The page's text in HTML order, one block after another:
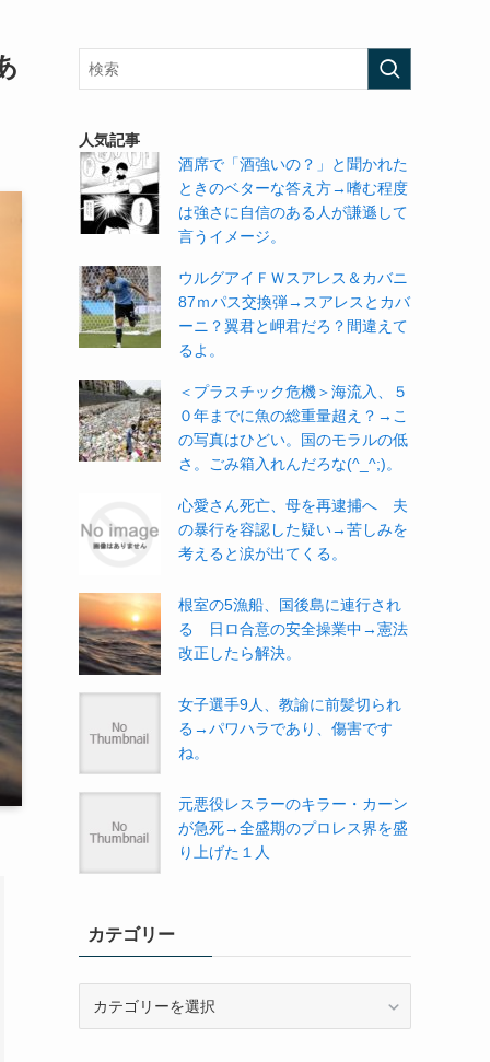
人気記事
酒席で「酒強いの？」と聞かれた
ときのベターな答え方→嗜む程度
は強さに自信のある人が謙遜して
言うイメージ。
ウルグアイＦＷスアレス＆カバニ
87ｍパス交換弾→スアレスとカバ
ーニ？翼君と岬君だろ？間違えて
るよ。
＜プラスチック危機＞海流入、５
０年までに魚の総重量超え？→こ
の写真はひどい。国のモラルの低
さ。ごみ箱入れんだろな(^_^;)。
心愛さん死亡、母を再逮捕へ 夫
の暴行を容認した疑い→苦しみを
考えると涙が出てくる。
根室の5漁船、国後島に連行され
る 日ロ合意の安全操業中→憲法
改正したら解決。
女子選手9人、教諭に前髪切られ
る→パワハラであり、傷害です
ね。
元悪役レスラーのキラー・カーン
が急死→全盛期のプロレス界を盛
り上げた１人
カテゴリー